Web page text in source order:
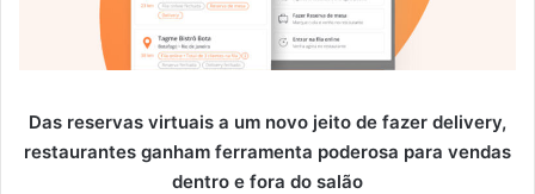
Das reservas virtuais a um novo jeito de fazer delivery,
restaurantes ganham ferramenta poderosa para vendas
dentro e fora do salão